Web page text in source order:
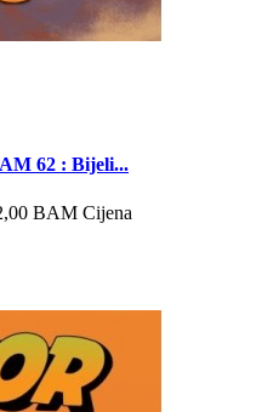
62 : Bijeli...
BAM Cijena